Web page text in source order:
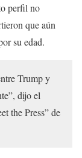
perfil no
que aún
su edad.
Trump y
dijo el
the Press” de